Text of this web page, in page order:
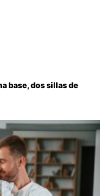
base, dos sillas de